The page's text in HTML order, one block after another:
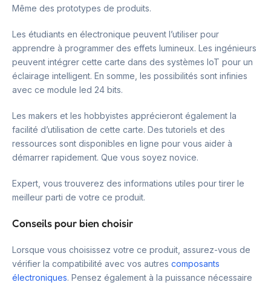
Même des prototypes de produits.
Les étudiants en électronique peuvent l’utiliser pour
apprendre à programmer des effets lumineux. Les ingénieurs
peuvent intégrer cette carte dans des systèmes IoT pour un
éclairage intelligent. En somme, les possibilités sont infinies
avec ce module led 24 bits.
Les makers et les hobbyistes apprécieront également la
facilité d’utilisation de cette carte. Des tutoriels et des
ressources sont disponibles en ligne pour vous aider à
démarrer rapidement. Que vous soyez novice.
Expert, vous trouverez des informations utiles pour tirer le
meilleur parti de votre ce produit.
Conseils pour bien choisir
Lorsque vous choisissez votre ce produit, assurez-vous de
vérifier la compatibilité avec vos autres composants
électroniques. Pensez également à la puissance nécessaire